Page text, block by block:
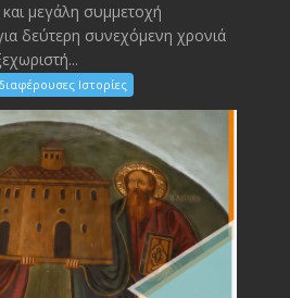
και μεγάλη συμμετοχή
δεύτερη συνεχόμενη χρονιά
Ιστορίες